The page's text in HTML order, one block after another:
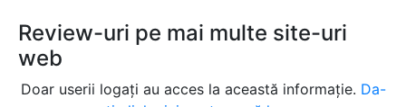
Review-uri pe mai multe site-uri
web
Doar userii logați au acces la această informație. Da-